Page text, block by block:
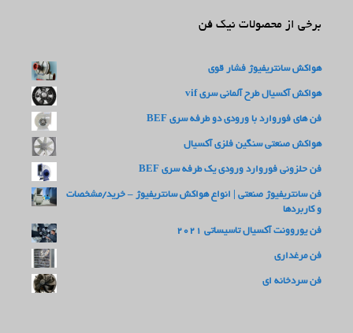
برخی از محصولات نیک فن
هواکش سانتریفیوژ فشار قوی
هواکش آکسیال طرح آلمانی سری vif
فن های فوروارد با ورودی دو طرفه سری BEF
هواکش صنعتی سنگین فلزی آکسیال
فن حلزونی فوروارد ورودی یک طرفه سری BEF
فن سانتریفیوژ صنعتی | انواع هواکش سانتریفیوژ – خرید/مشخصات
و کاربردها
فن یوروونت آکسیال تاسیساتی 2021
فن مرغداری
فن سردخانه ای